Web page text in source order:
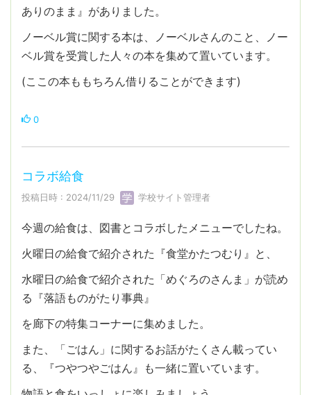
ありのまま』がありました。
ノーベル賞に関する本は、ノーベルさんのこと、ノー
ベル賞を受賞した人々の本を集めて置いています。
(ここの本ももちろん借りることができます)
0
コラボ給食
投稿日時 : 2024/11/29 学校サイト管理者
今週の給食は、図書とコラボしたメニューでしたね。
火曜日の給食で紹介された『食堂かたつむり』と、
水曜日の給食で紹介された「めぐろのさんま」が読め
る『落語ものがたり事典』
を廊下の特集コーナーに集めました。
また、「ごはん」に関するお話がたくさん載ってい
る、『つやつやごはん』も一緒に置いています。